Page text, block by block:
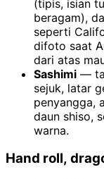
(tipis, isian
beragam),
seperti
difoto saat
dari atas
Sashimi —
sejuk, latar
penyangga,
daun shiso,
warna.
Hand roll,